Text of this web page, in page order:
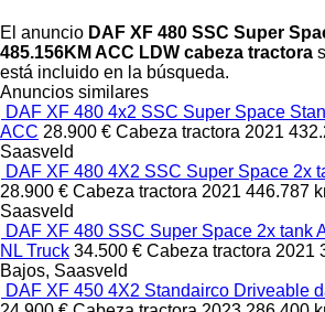
El anuncio DAF XF 480 SSC Super
485.156KM ACC LDW cabeza tractora
está incluido en la búsqueda.
Anuncios similares
DAF XF 480 4x2 SSC Super Space
ACC 28.900 € Cabeza tractora 2021
Saasveld
DAF XF 480 4X2 SSC Super Space 2x
28.900 € Cabeza tractora 2021 446.787
Saasveld
DAF XF 480 SSC Super Space 2x tank
NL Truck 34.500 € Cabeza tractora 2021
Bajos, Saasveld
DAF XF 450 4X2 Standairco Driveable